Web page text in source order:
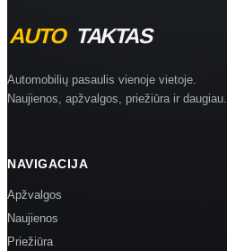
Automobilių pasaulis vienoje vietoje.
Naujienos, apžvalgos, priežiūra ir daugiau.
NAVIGACIJA
Apžvalgos
Naujienos
Priežiūra